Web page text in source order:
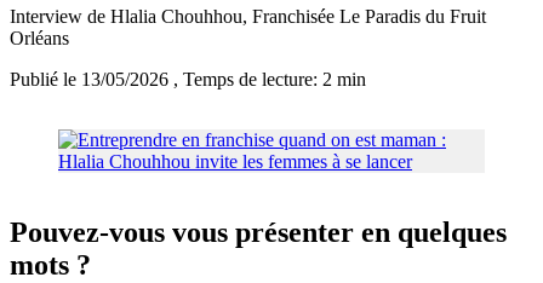
Interview de Hlalia Chouhhou, Franchisée Le Paradis du Fruit
Orléans
Publié le 13/05/2026 , Temps de lecture: 2 min
Pouvez-vous vous présenter en quelques
mots ?